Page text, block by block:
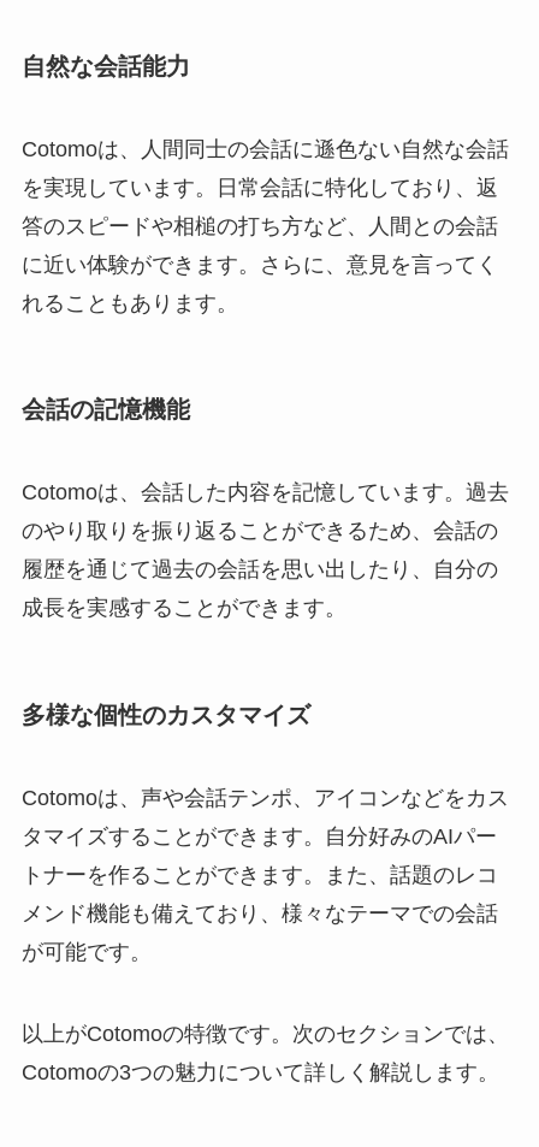
自然な会話能力
Cotomoは、人間同士の会話に遜色ない自然な会話
を実現しています。日常会話に特化しており、返
答のスピードや相槌の打ち方など、人間との会話
に近い体験ができます。さらに、意見を言ってく
れることもあります。
会話の記憶機能
Cotomoは、会話した内容を記憶しています。過去
のやり取りを振り返ることができるため、会話の
履歴を通じて過去の会話を思い出したり、自分の
成長を実感することができます。
多様な個性のカスタマイズ
Cotomoは、声や会話テンポ、アイコンなどをカス
タマイズすることができます。自分好みのAIパー
トナーを作ることができます。また、話題のレコ
メンド機能も備えており、様々なテーマでの会話
が可能です。
以上がCotomoの特徴です。次のセクションでは、
Cotomoの3つの魅力について詳しく解説します。